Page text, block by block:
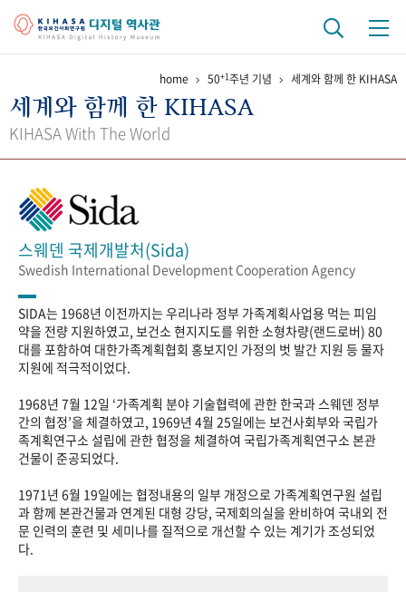
걸어온 길 기관 변천사 역대 기관장
정책과 연구 키워드로 보는 연구 역사
간행물 변천사
기록물 아카이브
사진 아카이브 문서 기록물 행정박물 영상 기록물
성과 50선 숫자로 보는 50년 50+1주년 광장
세계와 함께 한 KIHASA
VR 역사관
home 50+1주년 기념 세계와 함께 한 KIHASA
세계와 함께 한 KIHASA
KIHASA With The World
스웨덴 국제개발처(Sida)
Swedish International Development Cooperation Agency
SIDA는 1968년 이전까지는 우리나라 정부 가족계획사업용 먹는 피임
약을 전량 지원하였고, 보건소 현지지도를 위한 소형차량(랜드로버) 80
대를 포함하여 대한가족계획협회 홍보지인 가정의 벗 발간 지원 등 물자
지원에 적극적이었다.
1968년 7월 12일 ‘가족계획 분야 기술협력에 관한 한국과 스웨덴 정부
간의 협정’을 체결하였고, 1969년 4월 25일에는 보건사회부와 국립가
족계획연구소 설립에 관한 협정을 체결하여 국립가족계획연구소 본관
건물이 준공되었다.
1971년 6월 19일에는 협정내용의 일부 개정으로 가족계획연구원 설립
과 함께 본관건물과 연계된 대형 강당, 국제회의실을 완비하여 국내외 전
문 인력의 훈련 및 세미나를 질적으로 개선할 수 있는 계기가 조성되었
다.